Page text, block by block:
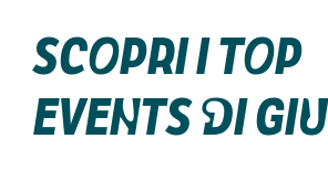
Scopri i top
events di